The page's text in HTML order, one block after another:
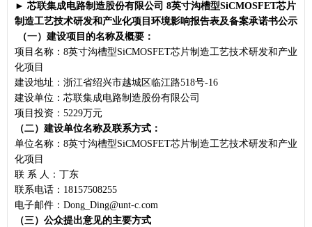
► 芯联集成电路制造股份有限公司 8英寸沟槽型SiCMOSFET芯片
制造工艺技术研发和产业化项目环境影响报告表及备案承诺书公示
（一）建设项目的名称及概要：
项目名称：8英寸沟槽型SiCMOSFET芯片制造工艺技术研发和产业
化项目
建设地址：浙江省绍兴市越城区临江路518号-16
建设单位：芯联集成电路制造股份有限公司
项目投资：5229万元
（二）建设单位名称及联系方式：
单位名称：8英寸沟槽型SiCMOSFET芯片制造工艺技术研发和产业
化项目
联 系 人：丁东
联系电话：18157508255
电子邮件：Dong_Ding@unt-c.com
（三）公众提出意见的主要方式